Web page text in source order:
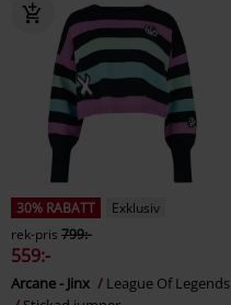
30% RABATT
Exklusiv
rek-pris 799:-
559:-
Arcane - Jinx
League Of Legends